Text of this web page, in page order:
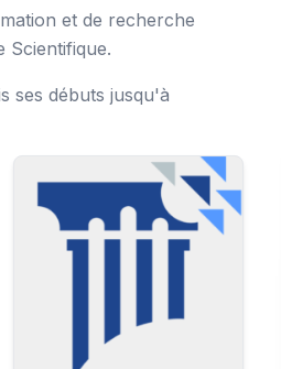
et de recherche
Scientifique.
ses débuts jusqu'à